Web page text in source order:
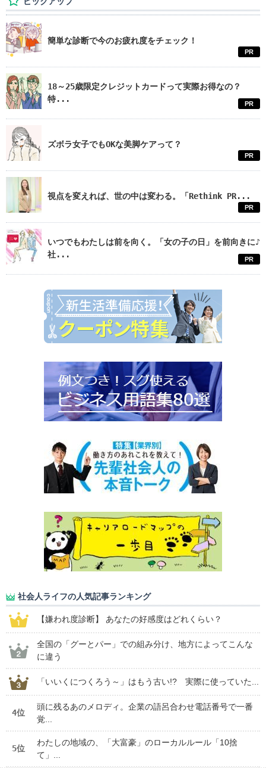
簡単な診断で今のお疲れ度をチェック！
PR
18～25歳限定クレジットカードって実際お得なの？
特...
PR
ズボラ女子でもOKな美脚ケアって？
PR
視点を変えれば、世の中は変わる。「Rethink PR...
PR
いつでもわたしは前を向く。「女の子の日」を前向きに♪
社...
PR
社会人ライフの人気記事ランキング
【嫌われ度診断】 あなたの好感度はどれくらい？
全国の「グーとパー」での組み分け、地方によってこんな
に違う
「いいくにつくろう～」はもう古い!? 実際に使っていた...
4位
頭に残るあのメロディ。企業の語呂合わせ電話番号で一番
覚...
5位
わたしの地域の、「大富豪」のローカルルール「10捨
て」...